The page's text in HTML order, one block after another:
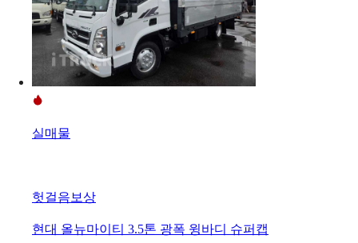
실매물
헛걸음보상
현대 올뉴마이티 3.5톤 광폭 윙바디 슈퍼캡